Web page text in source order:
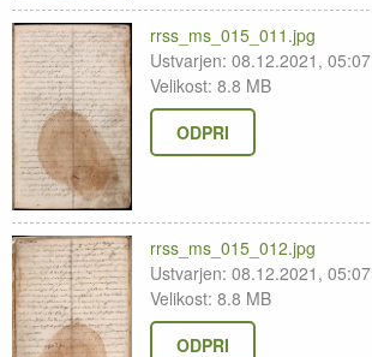
rrss_ms_015_011.jpg
Ustvarjen: 08.12.2021, 05:07
Velikost: 8.8 MB
ODPRI
rrss_ms_015_012.jpg
Ustvarjen: 08.12.2021, 05:07
Velikost: 8.8 MB
ODPRI